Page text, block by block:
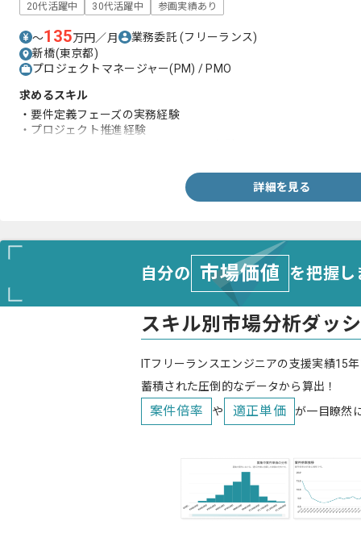
20代活躍中 30代活躍中 参画実績あり
〜135万円／月 業務委託(フリーランス)
新橋(東京都)
プロジェクトマネージャー(PM) / PMO
求めるスキル
・要件定義フェーズの実務経験
・プロジェクト推進経験
詳細を見る
自分の 市場価値 を把握
スキル別市場分析ダッ
ITフリーランスエンジニアの支援実績15
蓄積された圧倒的なデータから算出！
案件倍率 や 適正単価 が一目瞭然